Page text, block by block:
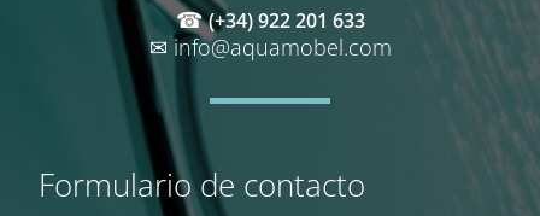
☎(+34) 922 201 633
✉ info@aquamobel.com
Formulario de contacto